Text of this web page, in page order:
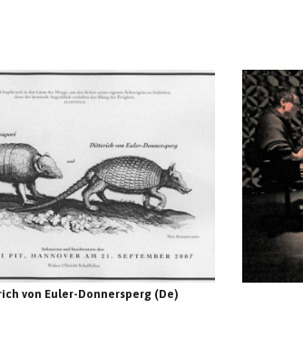
von Euler-Donnersperg (De)